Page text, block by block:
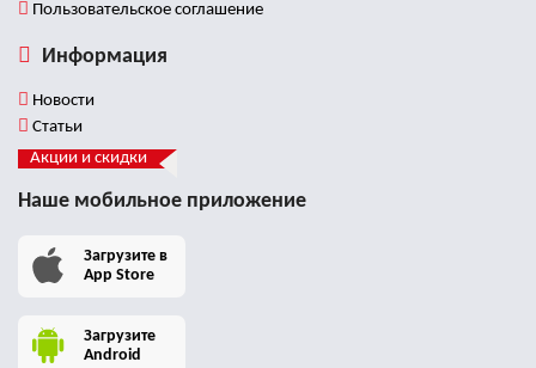
Пользовательское соглашение
Информация
Новости
Статьи
Акции и скидки
Наше мобильное приложение
Загрузите в
App Store
Загрузите
Android